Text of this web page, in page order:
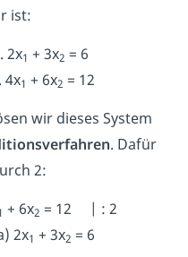
ist:
2x1 + 3x2 = 6
4x1 + 6x2 = 12
wir dieses System
. Dafür
2:
+ 6x2 = 12 | : 2
2x1 + 3x2 = 6